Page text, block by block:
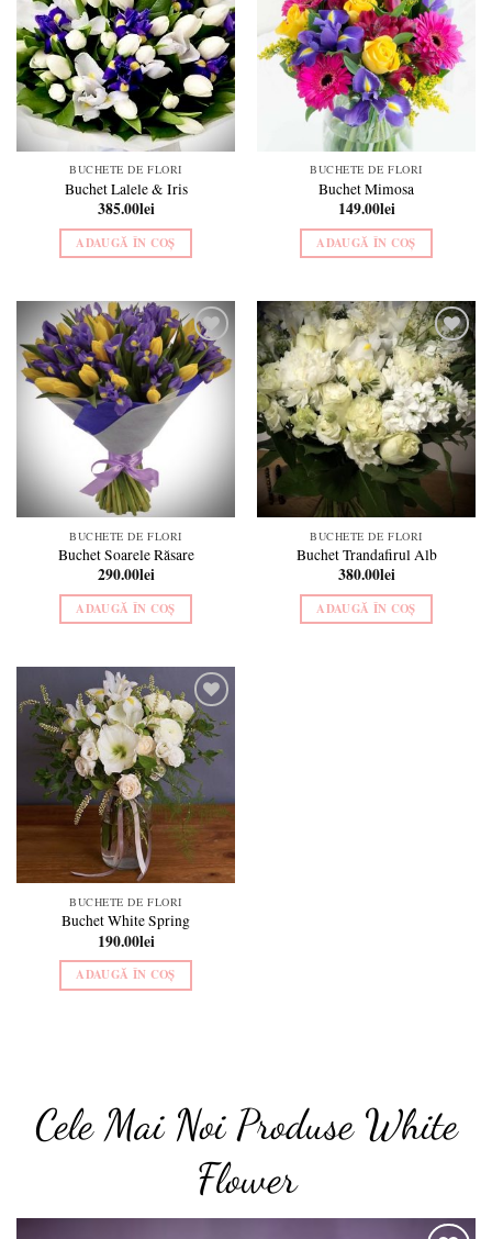
wishlist
BUCHETE DE FLORI
Buchet Lalele & Iris
385.00lei
ADAUGĂ ÎN COȘ
wishlist
BUCHETE DE FLORI
Buchet Mimosa
149.00lei
ADAUGĂ ÎN COȘ
Add to
wishlist
BUCHETE DE FLORI
Buchet Soarele Răsare
290.00lei
ADAUGĂ ÎN COȘ
Add to
wishlist
BUCHETE DE FLORI
Buchet Trandafirul Alb
380.00lei
ADAUGĂ ÎN COȘ
Add to
wishlist
BUCHETE DE FLORI
Buchet White Spring
190.00lei
ADAUGĂ ÎN COȘ
Cele Mai Noi Produse White
Flower